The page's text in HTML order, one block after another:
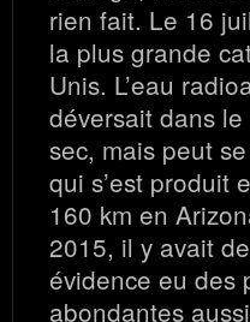
rien fait. Le 16
la plus grande
Unis. L’eau
déversait dans
sec, mais peut
qui s’est produit
160 km en
2015, il y avait
évidence eu des
abondantes